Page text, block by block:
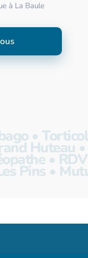
•
Huteau
•
Pins •
à La Baule